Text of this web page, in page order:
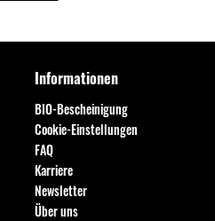
Informationen
BIO-Bescheinigung
Cookie-Einstellungen
FAQ
Karriere
Newsletter
Über uns